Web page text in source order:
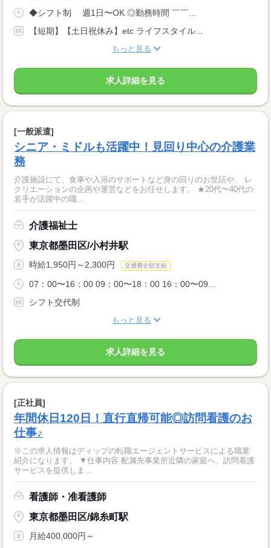
◆シフト制 週1日〜OK ◎勤務時間 ￣￣...
【短期】【土日祝休み】etc ライフスタイル...
もっと見る
求人詳細を見る
[一般派遣]
シニア・ミドルも活躍中！見回り中心の介護業
務
介護施設にて、食事や入浴のサポートなど身の回りのお世話や、 レ
クリエーションの企画や運営などをお任せします。 ★20代〜40代の
若手が活躍中の職...
介護福祉士
東京都墨田区/小村井駅
時給1,950円～2,300円 交通費全額支給
07：00〜16：00 09：00〜18：00 16：00〜09...
シフト交代制
もっと見る
求人詳細を見る
[正社員]
年間休日120日！直行直帰可能◎訪問看護のお
仕事♪
※この求人情報はディップの転職エージェントサービスによる職業
紹介になります。 ▼仕事内容 配属先事業所近隣の家庭へ、訪問看護
サービスを提供しま...
看護師・准看護師
東京都墨田区/錦糸町駅
月給400,000円～